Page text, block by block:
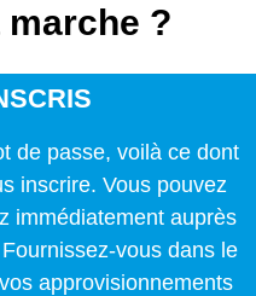
?
de passe, voilà ce dont
inscrire. Vous pouvez
immédiatement auprès
vous dans le
approvisionnements